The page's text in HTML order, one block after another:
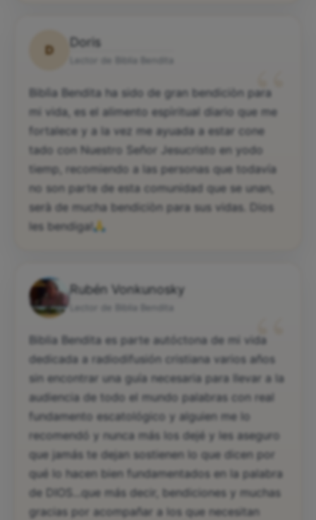
D
Doris
“
Biblìa Bendita ha sido de gran bendiciòn para
mi vida, es el alimento espìritual diario que me
fortalece y a la vez me ayuada a estar cone
tado con Nuestro Señor Jesucristo en yodo
tiemp, recomiendo a las personas que todavía
no son parte de esta comunidad que se unan,
serà de mucha bendiciòn para sus vidas. Dios
les bendiga!
Rubén Vonkunosky
“
Biblia Bendita es parte autóctona de mi vida
dedicada a radiodifusión cristiana varios años
sin encontrar una guía necesaria para llevar a la
audiencia de todo el mundo palabras con real
fundamento escatológico y alguien me lo
recomendó y nunca más los dejé y les aseguro
que jamás te dejan sostienen lo que dicen por
qué lo hacen bien fundamentados en la palabra
de DIOS...que más decir, bendiciones y muchas
gracias por acompañar a los que necesitan